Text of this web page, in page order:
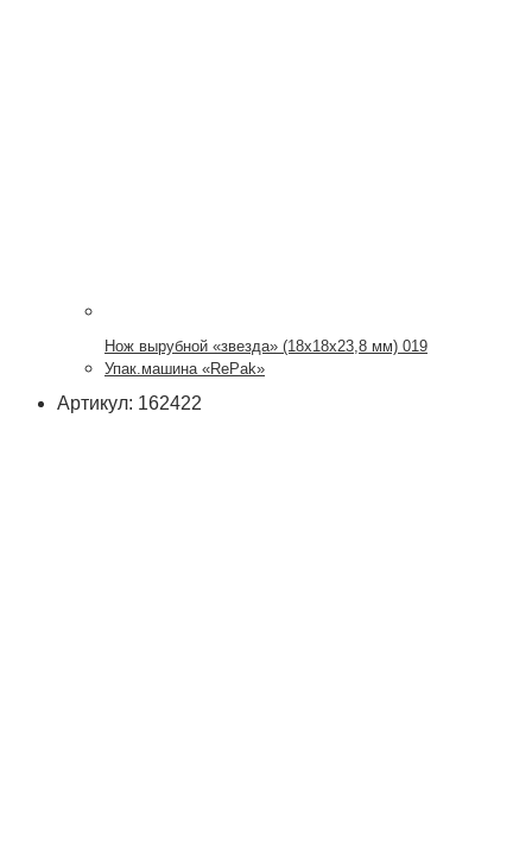
Нож вырубной «звезда» (18х18х23,8 мм) 019
Упак.машина «RePak»
Артикул: 162422